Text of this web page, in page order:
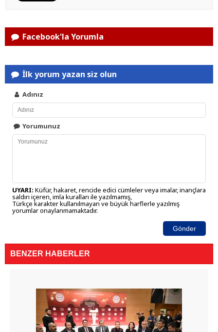
Facebook'la Yorumla
İlk yorum yazan siz olun
Adınız
Yorumunuz
UYARI: Küfür, hakaret, rencide edici cümleler veya imalar, inançlara
saldırı içeren, imla kuralları ile yazılmamış,
Türkçe karakter kullanılmayan ve büyük harflerle yazılmış
yorumlar onaylanmamaktadır.
Gönder
BENZER HABERLER